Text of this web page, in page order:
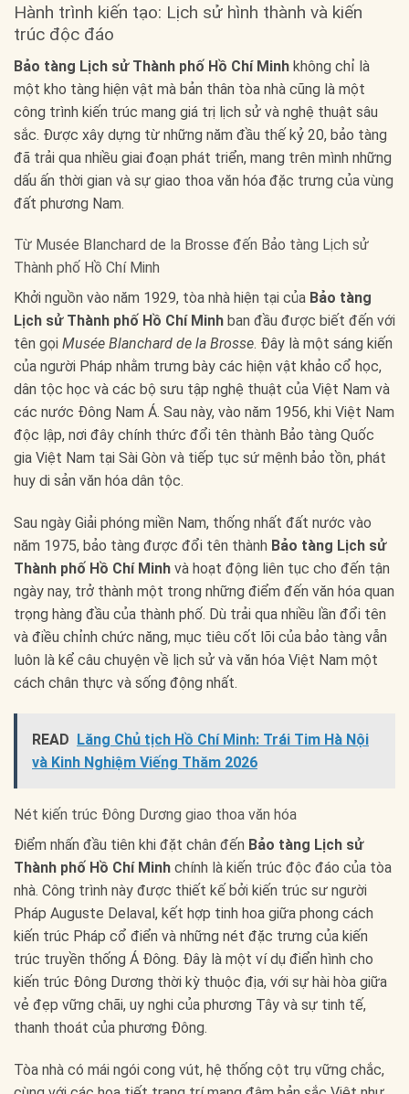
Hành trình kiến tạo: Lịch sử hình thành và kiến
trúc độc đáo
Bảo tàng Lịch sử Thành phố Hồ Chí Minh không chỉ là
một kho tàng hiện vật mà bản thân tòa nhà cũng là một
công trình kiến trúc mang giá trị lịch sử và nghệ thuật sâu
sắc. Được xây dựng từ những năm đầu thế kỷ 20, bảo tàng
đã trải qua nhiều giai đoạn phát triển, mang trên mình những
dấu ấn thời gian và sự giao thoa văn hóa đặc trưng của vùng
đất phương Nam.
Từ Musée Blanchard de la Brosse đến Bảo tàng Lịch sử
Thành phố Hồ Chí Minh
Khởi nguồn vào năm 1929, tòa nhà hiện tại của Bảo tàng
Lịch sử Thành phố Hồ Chí Minh ban đầu được biết đến với
tên gọi Musée Blanchard de la Brosse. Đây là một sáng kiến
của người Pháp nhằm trưng bày các hiện vật khảo cổ học,
dân tộc học và các bộ sưu tập nghệ thuật của Việt Nam và
các nước Đông Nam Á. Sau này, vào năm 1956, khi Việt Nam
độc lập, nơi đây chính thức đổi tên thành Bảo tàng Quốc
gia Việt Nam tại Sài Gòn và tiếp tục sứ mệnh bảo tồn, phát
huy di sản văn hóa dân tộc.
Sau ngày Giải phóng miền Nam, thống nhất đất nước vào
năm 1975, bảo tàng được đổi tên thành Bảo tàng Lịch sử
Thành phố Hồ Chí Minh và hoạt động liên tục cho đến tận
ngày nay, trở thành một trong những điểm đến văn hóa quan
trọng hàng đầu của thành phố. Dù trải qua nhiều lần đổi tên
và điều chỉnh chức năng, mục tiêu cốt lõi của bảo tàng vẫn
luôn là kể câu chuyện về lịch sử và văn hóa Việt Nam một
cách chân thực và sống động nhất.
READ Lăng Chủ tịch Hồ Chí Minh: Trái Tim Hà Nội
và Kinh Nghiệm Viếng Thăm 2026
Nét kiến trúc Đông Dương giao thoa văn hóa
Điểm nhấn đầu tiên khi đặt chân đến Bảo tàng Lịch sử
Thành phố Hồ Chí Minh chính là kiến trúc độc đáo của tòa
nhà. Công trình này được thiết kế bởi kiến trúc sư người
Pháp Auguste Delaval, kết hợp tinh hoa giữa phong cách
kiến trúc Pháp cổ điển và những nét đặc trưng của kiến
trúc truyền thống Á Đông. Đây là một ví dụ điển hình cho
kiến trúc Đông Dương thời kỳ thuộc địa, với sự hài hòa giữa
vẻ đẹp vững chãi, uy nghi của phương Tây và sự tinh tế,
thanh thoát của phương Đông.
Tòa nhà có mái ngói cong vút, hệ thống cột trụ vững chắc,